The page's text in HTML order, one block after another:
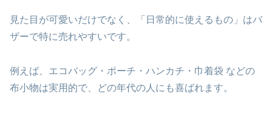
見た目が可愛いだけでなく、「日常的に使えるもの」はバ
ザーで特に売れやすいです。
例えば、エコバッグ・ポーチ・ハンカチ・巾着袋 などの
布小物は実用的で、どの年代の人にも喜ばれます。